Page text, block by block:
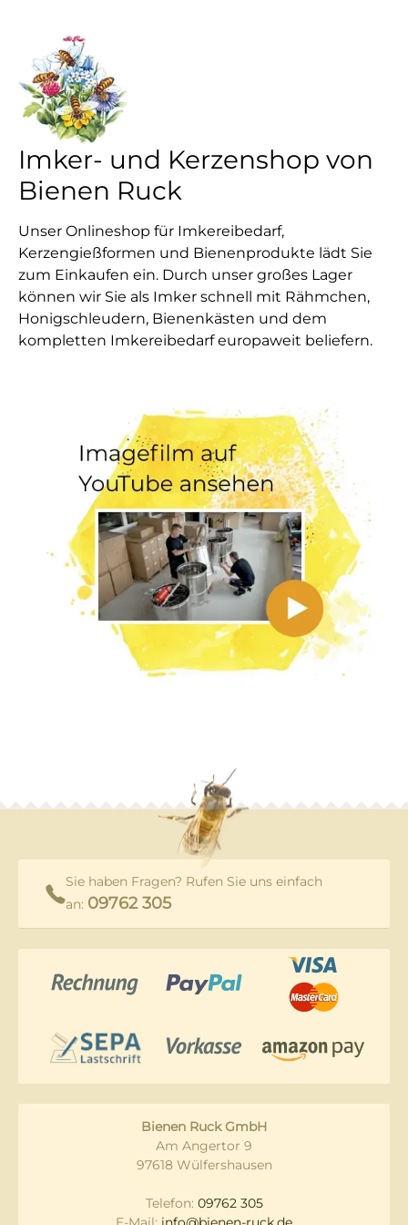
Imker- und Kerzenshop von
Bienen Ruck
Unser Onlineshop für Imkereibedarf,
Kerzengießformen und Bienenprodukte lädt Sie
zum Einkaufen ein. Durch unser großes Lager
können wir Sie als Imker schnell mit Rähmchen,
Honigschleudern, Bienenkästen und dem
kompletten Imkereibedarf europaweit beliefern.
Sie haben Fragen? Rufen Sie uns einfach
an: 09762 305
Bienen Ruck GmbH
Am Angertor 9
97618 Wülfershausen
Telefon: 09762 305